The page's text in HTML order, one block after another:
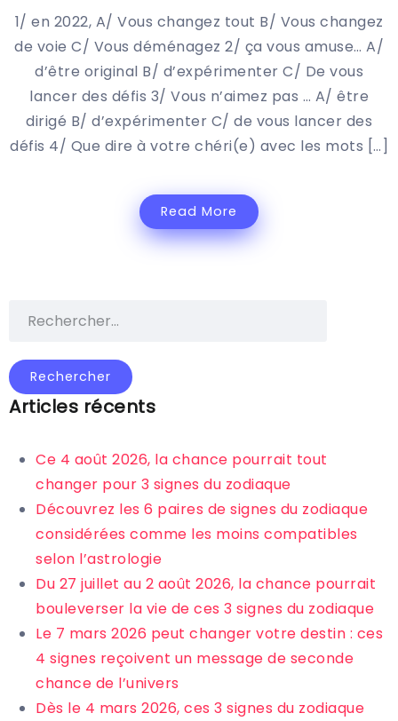
1/ en 2022, A/ Vous changez tout B/ Vous changez
de voie C/ Vous déménagez 2/ ça vous amuse… A/
d’être original B/ d’expérimenter C/ De vous
lancer des défis 3/ Vous n’aimez pas … A/ être
dirigé B/ d’expérimenter C/ de vous lancer des
défis 4/ Que dire à votre chéri(e) avec les mots […]
Read More
Articles récents
Ce 4 août 2026, la chance pourrait tout
changer pour 3 signes du zodiaque
Découvrez les 6 paires de signes du zodiaque
considérées comme les moins compatibles
selon l’astrologie
Du 27 juillet au 2 août 2026, la chance pourrait
bouleverser la vie de ces 3 signes du zodiaque
Le 7 mars 2026 peut changer votre destin : ces
4 signes reçoivent un message de seconde
chance de l’univers
Dès le 4 mars 2026, ces 3 signes du zodiaque